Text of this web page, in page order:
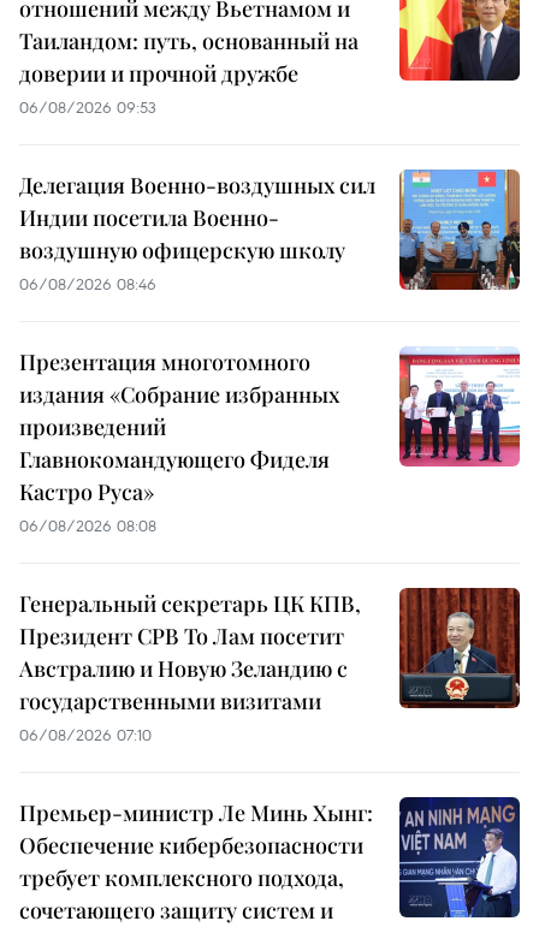
отношений между Вьетнамом и
Таиландом: путь, основанный на
доверии и прочной дружбе
06/08/2026 09:53
Делегация Военно-воздушных сил
Индии посетила Военно-
воздушную офицерскую школу
06/08/2026 08:46
Презентация многотомного
издания «Собрание избранных
произведений
Главнокомандующего Фиделя
Кастро Руса»
06/08/2026 08:08
Генеральный секретарь ЦК КПВ,
Президент СРВ То Лам посетит
Австралию и Новую Зеландию с
государственными визитами
06/08/2026 07:10
Премьер-министр Ле Минь Хынг:
Обеспечение кибербезопасности
требует комплексного подхода,
сочетающего защиту систем и